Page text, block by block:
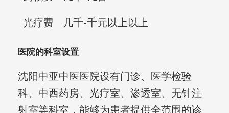
光疗费 几千-千元以上以上
医院的科室设置
沈阳中亚中医医院设有门诊、医学检验
科、中西药房、光疗室、渗透室、无针注
射室等科室，能够为患者提供全范围的诊